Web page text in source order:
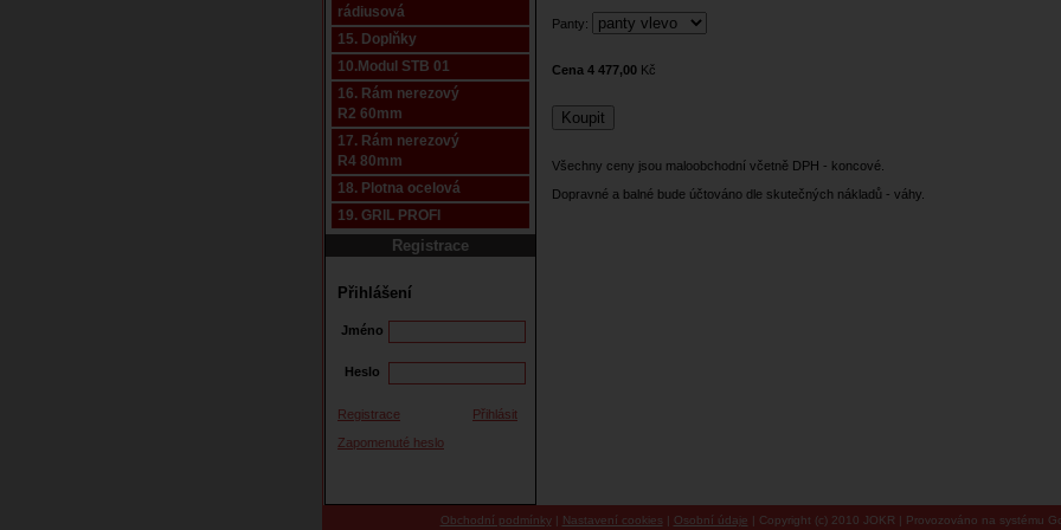
rádiusová
15. Doplňky
10.Modul STB 01
16. Rám nerezový
R2 60mm
17. Rám nerezový
R4 80mm
18. Plotna ocelová
19. GRIL PROFI
Registrace
Přihlášení
Jméno
Heslo
Registrace
Přihlásit
Zapomenuté heslo
Panty:
Cena 4 477,00 Kč
Všechny ceny jsou maloobchodní včetně DPH - koncové.
Dopravné a balné bude účtováno dle skutečných nákladů - váhy.
Obchodní podmínky| Nastavení cookies | Osobní údaje | Copyright (c) 2010 JOKR | Provozováno na systému